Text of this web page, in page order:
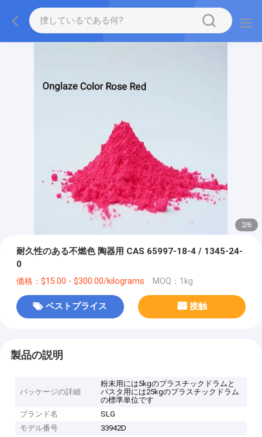
2/6
耐久性のある不燃色 陶器用 CAS 65997-18-4 / 1345-24-
0
価格：$15.00 - $300.00/kilograms MOQ：1kg
ベストプライス 接触
製品の説明
パッケージの詳細
粉末用には5kgのプラスチックドラムと
パスタ用には25kgのプラスチックドラム
の標準単位です
ブランド名
SLG
モデル番号
33942D